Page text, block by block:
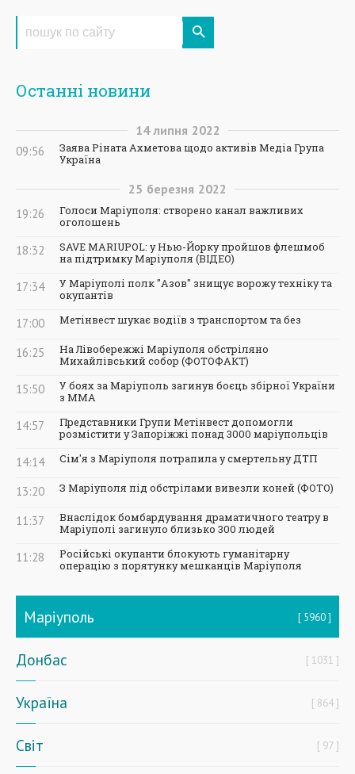
Останні новини
14 липня 2022
09:56
Заява Ріната Ахметова щодо активів Медіа Група
Україна
25 березня 2022
19:26
Голоси Маріуполя: створено канал важливих
оголошень
18:32
SAVE MARIUPOL: у Нью-Йорку пройшов флешмоб
на підтримку Маріуполя (ВІДЕО)
17:34
У Маріуполі полк "Азов" знищує ворожу техніку та
окупантів
17:00 Метінвест шукає водіїв з транспортом та без
16:25
На Лівобережжі Маріуполя обстріляно
Михайлівський собор (ФОТОФАКТ)
15:50
У боях за Маріуполь загинув боєць збірної України
з ММА
14:57
Представники Групи Метінвест допомогли
розмістити у Запоріжжі понад 3000 маріупольців
14:14 Сім'я з Маріуполя потрапила у смертельну ДТП
13:20 З Маріуполя під обстрілами вивезли коней (ФОТО)
11:37
Внаслідок бомбардування драматичного театру в
Маріуполі загинуло близько 300 людей
11:28
Російські окупанти блокують гуманітарну
операцію з порятунку мешканців Маріуполя
Маріуполь 5960
Донбас 1031
Україна 864
Світ 97